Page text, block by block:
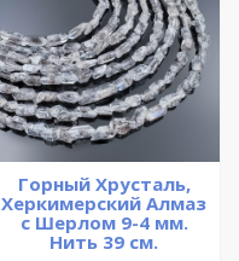
Горный Хрусталь,
Херкимерский Алмаз
с Шерлом 9-4 мм.
Нить 39 см.